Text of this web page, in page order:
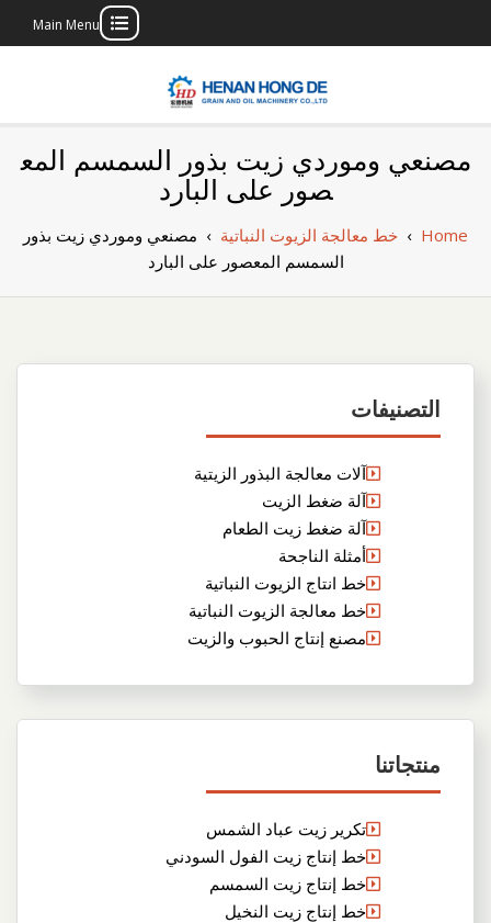
Main Menu
بناء مصنع إنتاج
الزيوت النباتية
الخاص بك
مصنعي وموردي زيت بذور السمسم المع
صور على البارد
Home
› خط معالجة الزيوت النباتية › مصنعي وموردي زيت بذور
السمسم المعصور على البارد
التصنيفات
آلات معالجة البذور الزيتية
آلة ضغط الزيت
آلة ضغط زيت الطعام
أمثلة الناجحة
خط انتاج الزيوت النباتية
خط معالجة الزيوت النباتية
مصنع إنتاج الحبوب والزيت
منتجاتنا
تكرير زيت عباد الشمس
خط إنتاج زيت الفول السودني
خط إنتاج زيت السمسم
خط إنتاج زيت النخيل